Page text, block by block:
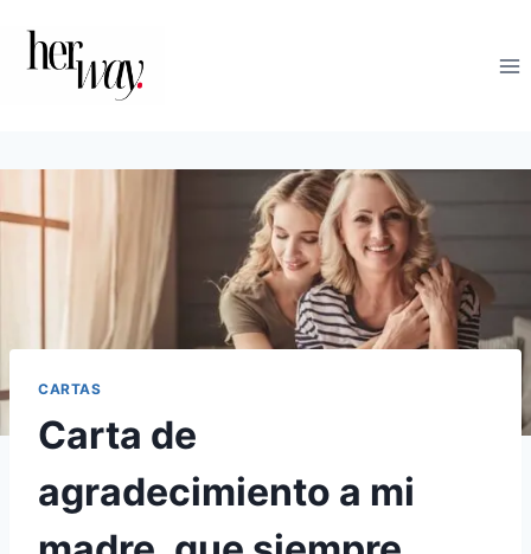
contenido
CARTAS
Carta de
agradecimiento a mi